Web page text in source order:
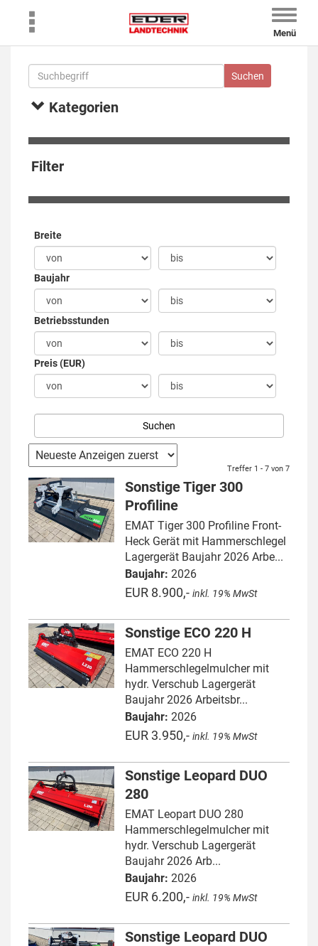
Toggle
Menü
Kategorien
Filter
Breite
Baujahr
Betriebsstunden
Preis (EUR)
Treffer 1 - 7 von 7
Sonstige Tiger 300
Profiline
EMAT Tiger 300 Profiline Front-
Heck Gerät mit Hammerschlegel
Lagergerät Baujahr 2026 Arbe...
Baujahr: 2026
EUR 8.900,- inkl. 19% MwSt
Sonstige ECO 220 H
EMAT ECO 220 H
Hammerschlegelmulcher mit
hydr. Verschub Lagergerät
Baujahr 2026 Arbeitsbr...
Baujahr: 2026
EUR 3.950,- inkl. 19% MwSt
Sonstige Leopard DUO
280
EMAT Leopart DUO 280
Hammerschlegelmulcher mit
hydr. Verschub Lagergerät
Baujahr 2026 Arb...
Baujahr: 2026
EUR 6.200,- inkl. 19% MwSt
Sonstige Leopard DUO